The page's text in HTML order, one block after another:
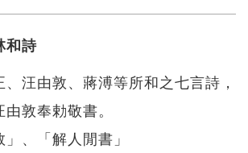
和詩
汪由敦、蔣溥等所和之七言詩，
敦奉勅敬書。
、「解人閒書」